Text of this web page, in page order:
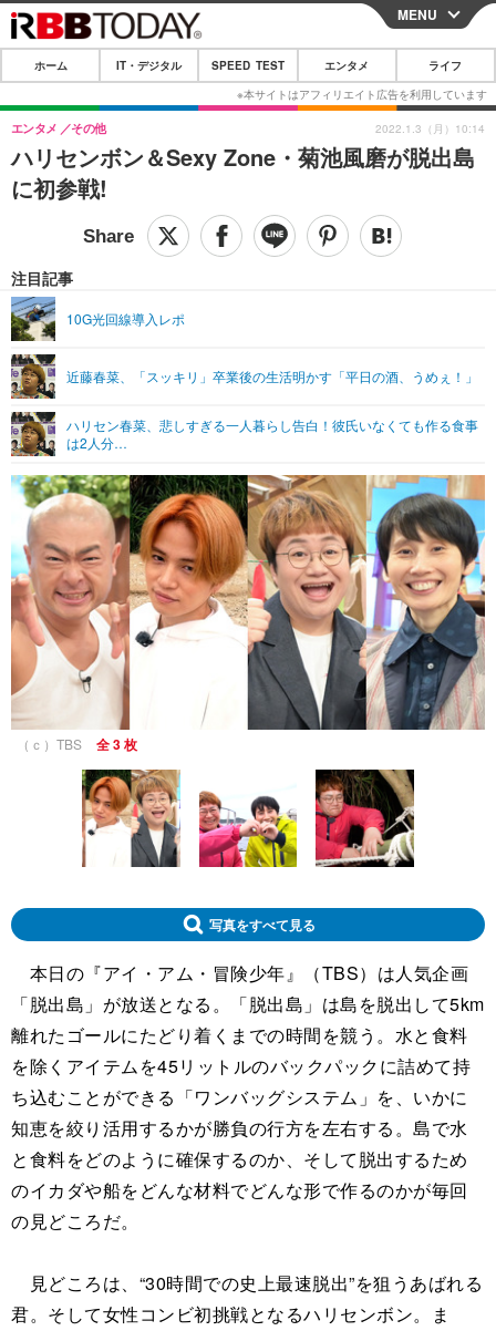
CLOSE
ホーム
IT・デジタル
IT・デジタルTOP スマートフォン
ショッピング その他
SPEED TEST
エンタメTOP 映画・ドラマ
グラビア ブログ
ショッピング その他
ライフTOP
リリース一覧
プッシュ通知の停止方法
MENU
ホーム IT・デジタル SPEED TEST エンタメ ライフ
ハリセンボン＆Sexy Zone・菊池風磨が脱出島
に初参戦!
エンタメ その他
注目記事
10G光回線導入レポ
近藤春菜、「スッキリ」卒業後の生活明かす「平日の酒、うめぇ！」
ハリセン春菜、悲しすぎる一人暮らし告白！彼氏いなくても作る食事
は2人分…
2022.1.3（月）10:14
（ｃ）TBS 全 3 枚
写真をすべて見る
本日の『アイ・アム・冒険少年』（TBS）は人気企画
「脱出島」が放送となる。「脱出島」は島を脱出して5km
離れたゴールにたどり着くまでの時間を競う。水と食料
を除くアイテムを45リットルのバックパックに詰めて持
ち込むことができる「ワンバッグシステム」を、いかに
知恵を絞り活用するかが勝負の行方を左右する。島で水
と食料をどのように確保するのか、そして脱出するため
のイカダや船をどんな材料でどんな形で作るのかが毎回
の見どころだ。
見どころは、“30時間での史上最速脱出”を狙うあばれる
君。そして女性コンビ初挑戦となるハリセンボン。ま